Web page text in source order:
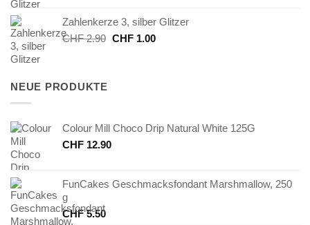
CHF 2.90CHF 1.00.
Zahlenkerze 3, silber Glitzer
CHF2.90 Ursprünglicher
CHF1.00Aktueller
NEUE PRODUKTE
Colour Mill Choco Drip Natural White 125G
CHF 12.90
FunCakes Geschmacksfondant Marshmallow, 250
g
CHF5.50